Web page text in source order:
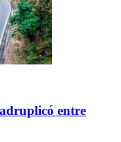
entre